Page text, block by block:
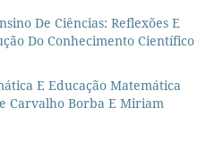
De Ciências: Reflexões E
Do Conhecimento Científico
E Educação Matemática
Carvalho Borba E Miriam